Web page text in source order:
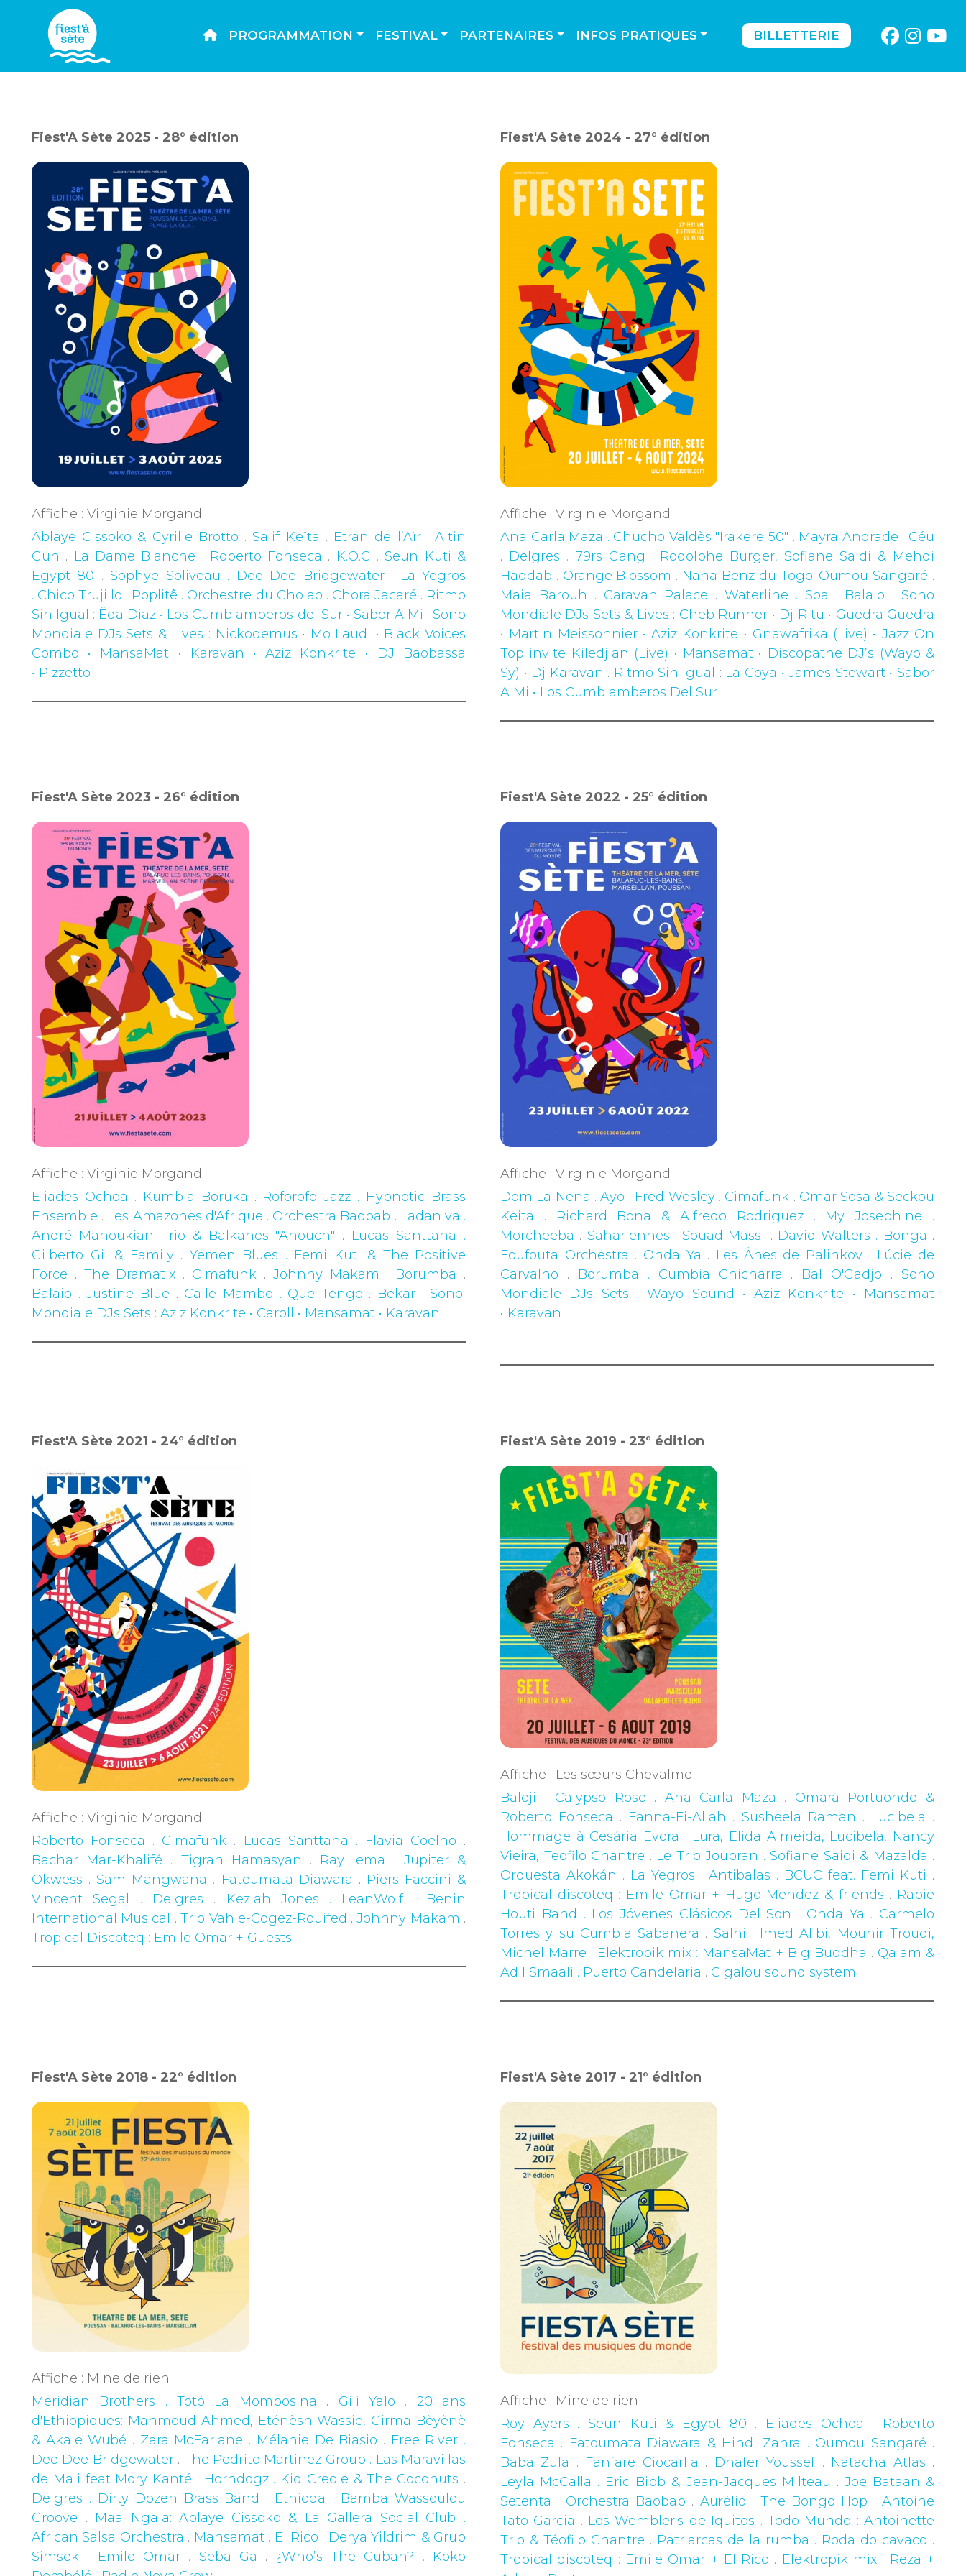
PROGRAMMATION FESTIVAL PARTENAIRES INFOS PRATIQUES BILLETTERIE
Fiest'A Sète 2025 - 28° édition
Affiche : Virginie Morgand
Ablaye Cissoko & Cyrille Brotto . Salif Keïta . Etran de l’Aïr . Altin
Gün . La Dame Blanche . Roberto Fonseca . K.O.G . Seun Kuti &
Egypt 80 . Sophye Soliveau . Dee Dee Bridgewater. La Yegros
. Chico Trujillo . Poplitê . Orchestre du Cholao . Chora Jacaré . Ritmo
Sin Igual : Ëda Diaz • Los Cumbiamberos del Sur • Sabor A Mi . Sono
Mondiale DJs Sets & Lives : Nickodemus • Mo Laudi • Black Voices
Combo • MansaMat • Karavan • Aziz Konkrite • DJ Baobassa
• Pizzetto
Fiest'A Sète 2024 - 27° édition
Affiche : Virginie Morgand
Ana Carla Maza . Chucho Valdès "Irakere 50" . Mayra Andrade . Céu
. Delgres . 79rs Gang . Rodolphe Burger, Sofiane Saidi & Mehdi
Haddab . Orange Blossom . Nana Benz du Togo. Oumou Sangaré .
Maia Barouh . Caravan Palace .Waterline . Soa . Balaio . Sono
Mondiale DJs Sets & Lives : Cheb Runner • Dj Ritu • Guedra Guedra
• Martin Meissonnier • Aziz Konkrite • Gnawafrika (Live) • Jazz On
Top invite Kiledjian (Live) • Mansamat • Discopathe DJ’s (Wayo &
Sy) • Dj Karavan . Ritmo Sin Igual : La Coya • James Stewart • Sabor
A Mi • Los Cumbiamberos Del Sur
Fiest'A Sète 2023 - 26° édition
Affiche : Virginie Morgand
Eliades Ochoa . Kumbia Boruka . Roforofo Jazz . Hypnotic Brass
Ensemble . Les Amazones d'Afrique . Orchestra Baobab . Ladaniva .
André Manoukian Trio & Balkanes "Anouch" . Lucas Santtana .
Gilberto Gil & Family. Yemen Blues . Femi Kuti & The Positive
Force . The Dramatix . Cimafunk . Johnny Makam . Borumba .
Balaio . Justine Blue . Calle Mambo . Que Tengo . Bekar . Sono
Mondiale DJs Sets : Aziz Konkrite • Caroll • Mansamat • Karavan
Fiest'A Sète 2022 - 25° édition
Affiche : Virginie Morgand
Dom La Nena . Ayo . Fred Wesley . Cimafunk . Omar Sosa & Seckou
Keita . Richard Bona & Alfredo Rodriguez. My Josephine .
Morcheeba . Sahariennes . Souad Massi . David Walters . Bonga .
Foufouta Orchestra . Onda Ya . Les Ânes de Palinkov . Lúcie de
Carvalho . Borumba . Cumbia Chicharra . Bal O'Gadjo . Sono
Mondiale DJs Sets : Wayo Sound • Aziz Konkrite • Mansamat
• Karavan
Fiest'A Sète 2021 - 24° édition
Affiche : Virginie Morgand
Roberto Fonseca . Cimafunk . Lucas Santtana . Flavia Coelho .
Bachar Mar-Khalifé . Tigran Hamasyan . Ray lema . Jupiter &
Okwess . Sam Mangwana . Fatoumata Diawara . Piers Faccini &
Vincent Segal . Delgres . Keziah Jones . LeanWolf. Benin
International Musical
.Trio Vahle-Cogez-Rouifed .Johnny Makam .
Tropical Discoteq : Emile Omar + Guests
Fiest'A Sète 2019 - 23° édition
Affiche : Les sœurs Chevalme
Baloji . Calypso Rose . Ana Carla Maza . Omara Portuondo &
Roberto Fonseca . Fanna-Fi-Allah . Susheela Raman . Lucibela .
Hommage à Cesária Evora : Lura, Elida Almeida, Lucibela, Nancy
Vieira, Teofilo Chantre . Le Trio Joubran . Sofiane Saidi & Mazalda .
Orquesta Akokán . La Yegros . Antibalas . BCUC feat. Femi Kuti .
Tropical discoteq : Emile Omar + Hugo Mendez & friends . Rabie
Houti Band . Los Jóvenes Clásicos Del Son . Onda Ya . Carmelo
Torres y su Cumbia Sabanera . Salhi : Imed Alibi, Mounir Troudi,
Michel Marre . Elektropik mix : MansaMat + Big Buddha . Qalam &
Adil Smaali . Puerto Candelaria . Cigalou sound system
Fiest'A Sète 2018 - 22° édition
Affiche : Mine de rien
Meridian Brothers . Totó La Momposina . Gili Yalo . 20 ans
d'Ethiopiques: Mahmoud Ahmed, Eténèsh Wassie, Girma Bèyènè
& Akale Wubé . Zara McFarlane . Mélanie De Biasio . Free River .
Dee Dee Bridgewater. The Pedrito Martinez Group . Las Maravillas
de Mali feat Mory Kanté . Horndogz . Kid Creole & The Coconuts .
Delgres . Dirty Dozen Brass Band . Ethioda . Bamba Wassoulou
Groove . Maa Ngala: Ablaye Cissoko & La Gallera Social Club .
African Salsa Orchestra . Mansamat . El Rico . Derya Yildrim & Grup
Simsek . Emile Omar . Seba Ga . ¿Who’s The Cuban? . Koko
Fiest'A Sète 2017 - 21° édition
Affiche : Mine de rien
Roy Ayers . Seun Kuti & Egypt 80 . Eliades Ochoa . Roberto
Fonseca . Fatoumata Diawara & Hindi Zahra . Oumou Sangaré .
Baba Zula . Fanfare Ciocarlia . Dhafer Youssef . Natacha Atlas .
Leyla McCalla . Eric Bibb & Jean-Jacques Milteau . Joe Bataan &
Setenta . Orchestra Baobab . Aurélio . The Bongo Hop .Antoine
Tato Garcia . Los Wembler's de Iquitos . Todo Mundo : Antoinette
Trio & Téofilo Chantre . Patriarcas de la rumba . Roda do cavaco .
Tropical discoteq : Emile Omar + El Rico . Elektropik mix : Reza +